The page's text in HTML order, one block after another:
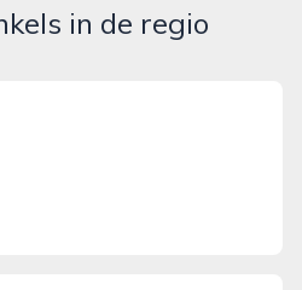
in de regio